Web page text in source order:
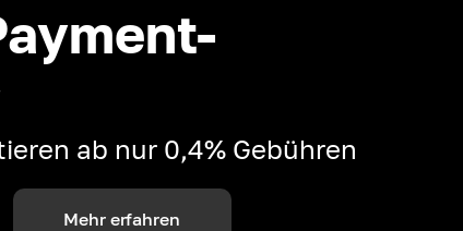
ab nur 0,4% Gebühren
Mehr erfahren